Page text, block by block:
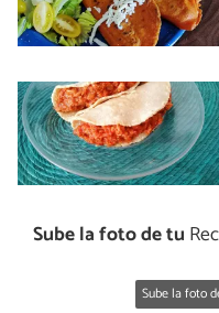
Sube la foto de tu
Sube la foto